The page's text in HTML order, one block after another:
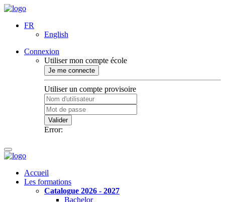
FR
English
Connexion
Utiliser mon compte école
Je me connecte
Utiliser un compte provisoire
Valider
Error:
Accueil
Les formations
Catalogue 2026 - 2027
Bachelor